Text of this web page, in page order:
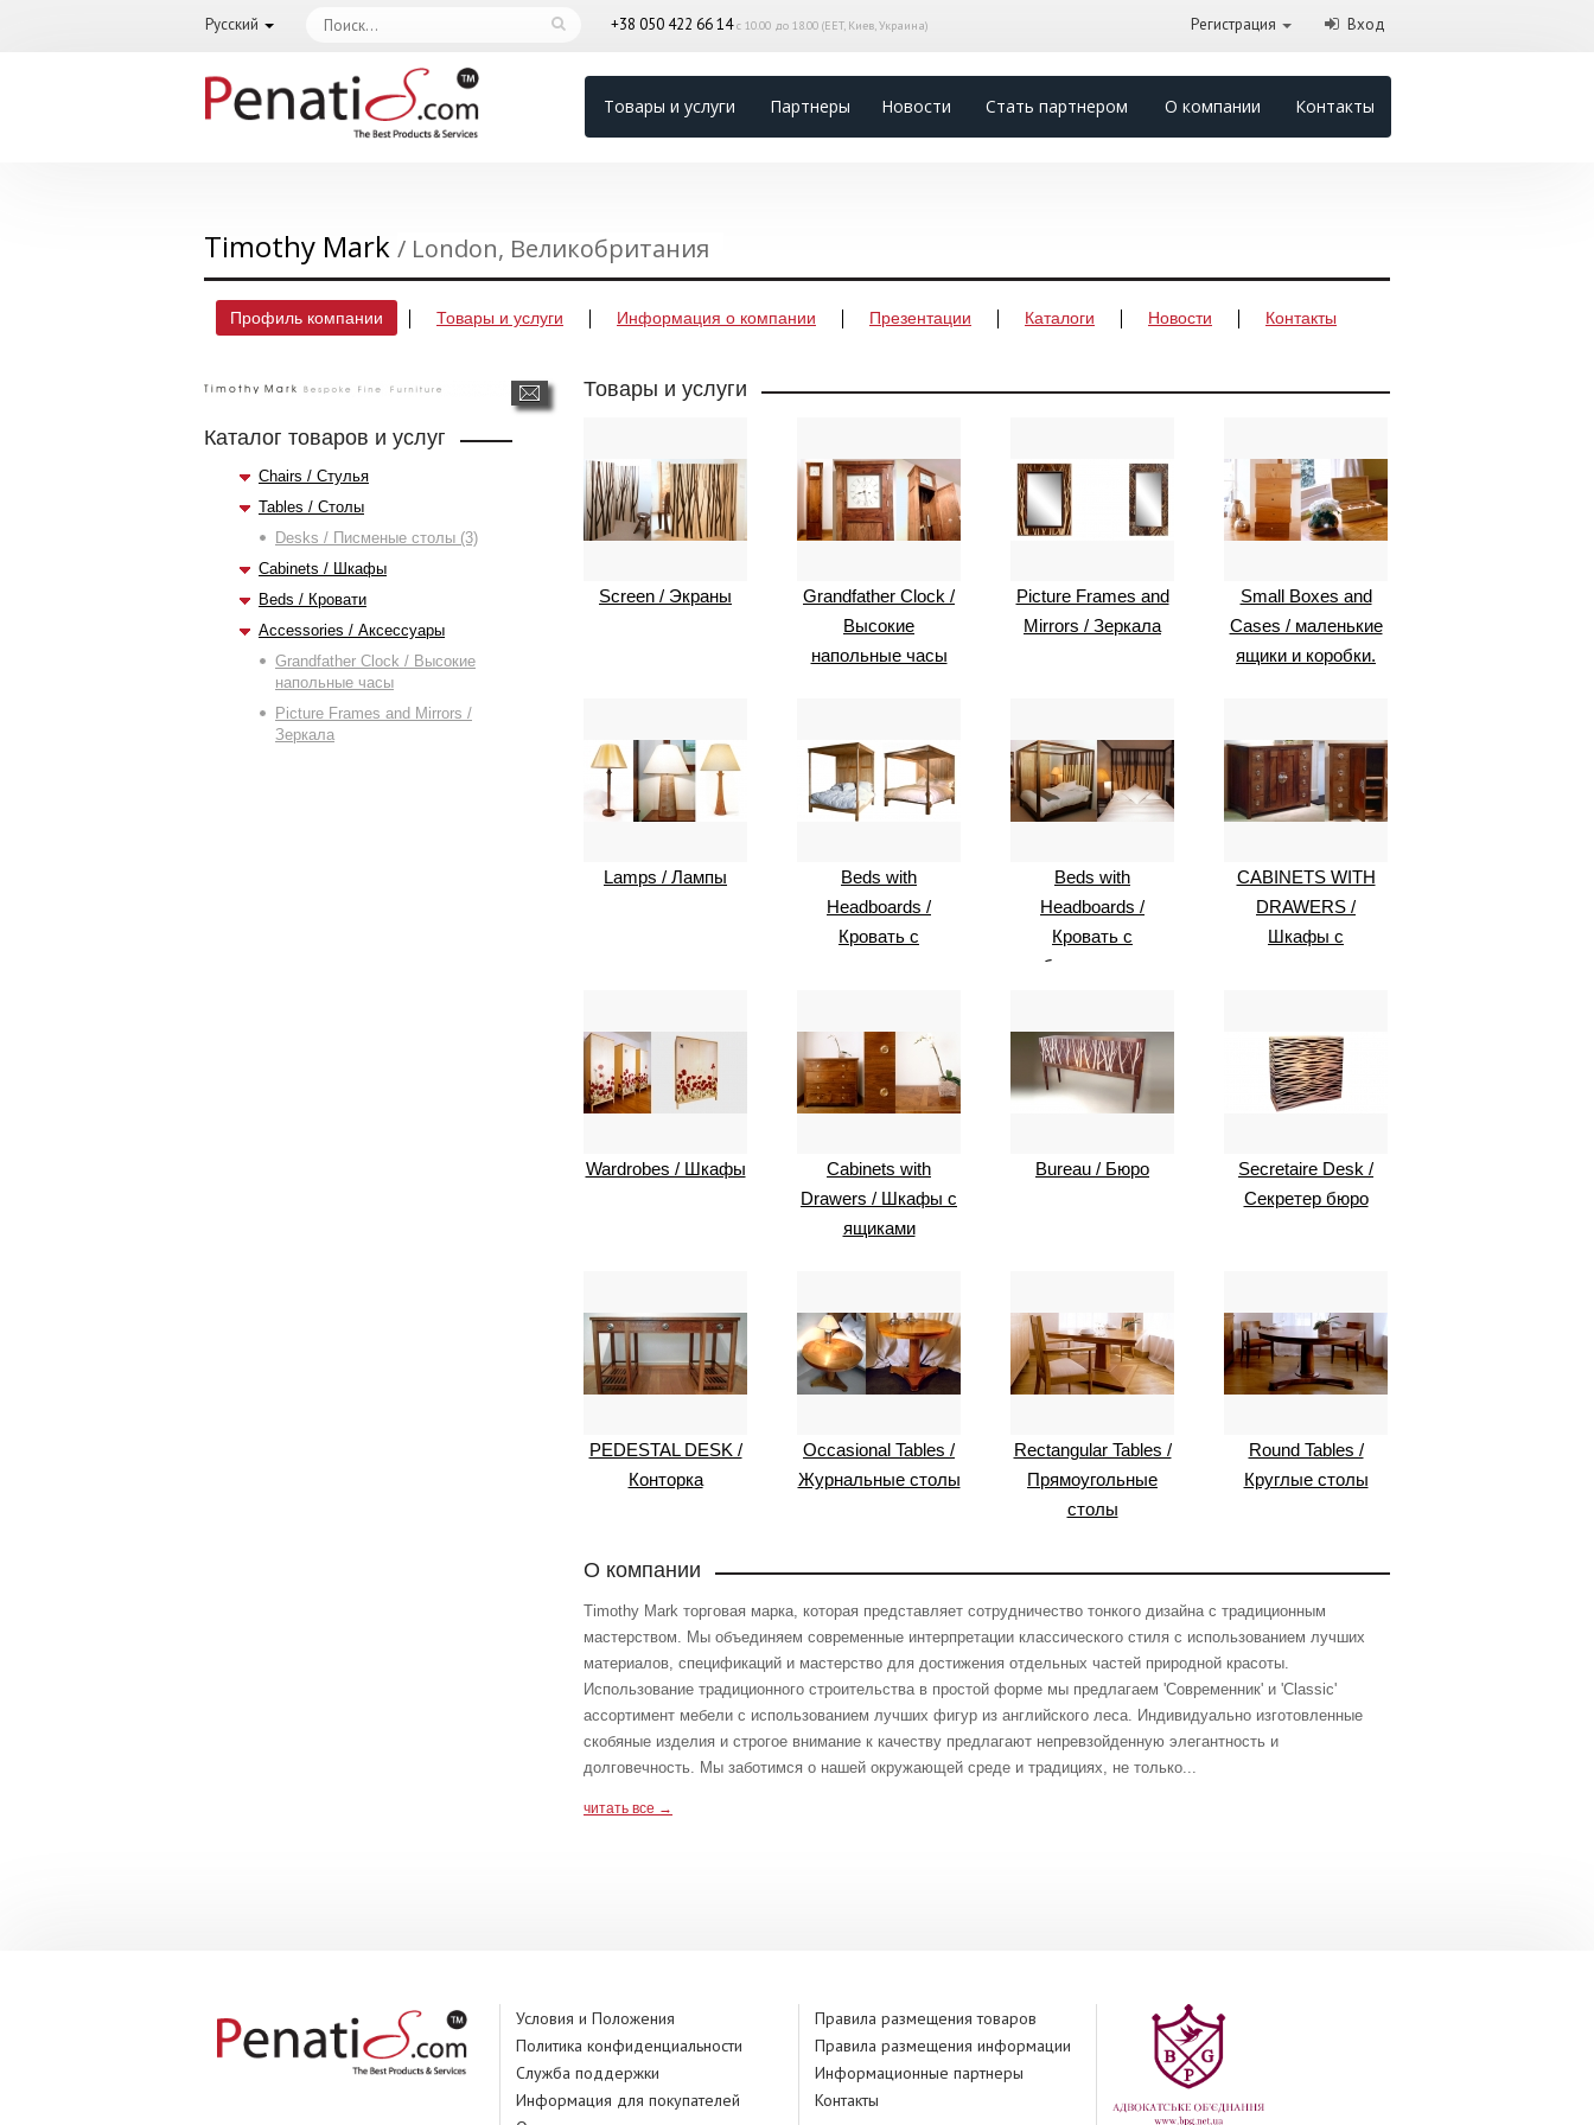
Русский +38 050 422 66 14с 10.00 до 18.00 (EET, Киев, Украина) Регистрация Вход
Товары и услуги Партнеры Новости Стать партнером О компании Контакты
Timothy Mark / London, Великобритания
Профиль компании Товары и услуги Информация о компании Презентации Каталоги Новости Контакты
Каталог товаров и услуг
Chairs / Стулья
Tables / Столы
Desks / Писменые столы (3)
Cabinets / Шкафы
Beds / Кровати
Accessories / Аксессуары
Grandfather Clock / Высокие
напольные часы
Picture Frames and Mirrors /
Зеркала
Товары и услуги
Screen / Экраны
Grandfather Clock /
Высокие
напольные часы
Picture Frames and
Mirrors / Зеркала
Small Boxes and
Cases / маленькие
ящики и коробки.
Lamps / Лампы
Beds with
Headboards /
Кровать с
Beds with
Headboards /
Кровать с
балдахином
CABINETS WITH
DRAWERS /
Шкафы с
Wardrobes / Шкафы
Cabinets with
Drawers / Шкафы с
ящиками
Bureau / Бюро
Secretaire Desk /
Секретер бюро
PEDESTAL DESK /
Конторка
Occasional Tables /
Журнальные столы
Rectangular Tables /
Прямоугольные
столы
Round Tables /
Круглые столы
О компании
Timothy Mark торговая марка, которая представляет сотрудничество тонкого дизайна с традиционным
мастерством. Мы объединяем современные интерпретации классического стиля с использованием лучших
материалов, спецификаций и мастерство для достижения отдельных частей природной красоты.
Использование традиционного строительства в простой форме мы предлагаем 'Современник' и 'Classic'
ассортимент мебели с использованием лучших фигур из английского леса. Индивидуально изготовленные
скобяные изделия и строгое внимание к качеству предлагают непревзойденную элегантность и
долговечность. Мы заботимся о нашей окружающей среде и традициях, не только...
читать все →
Условия и Положения
Политика конфиденциальности
Служба поддержки
Информация для покупателей
Правила размещения товаров
Правила размещения информации
Информационные партнеры
Контакты